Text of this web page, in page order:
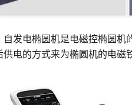
发电椭圆机是电磁控椭圆
电的方式来为椭圆机的电磁